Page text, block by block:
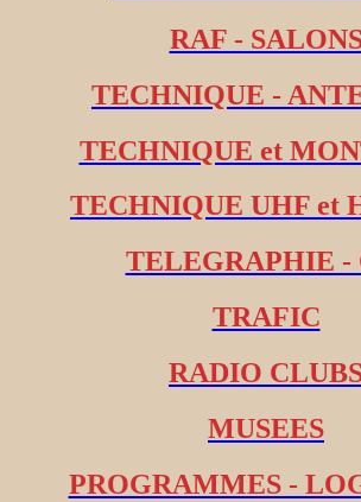
RAF -
TECHNIQUE -
TECHNIQUE et
TECHNIQUE UHF et
TELEGRAPHIE -
TRAFIC
RADIO
MUSEES
PROGRAMMES -